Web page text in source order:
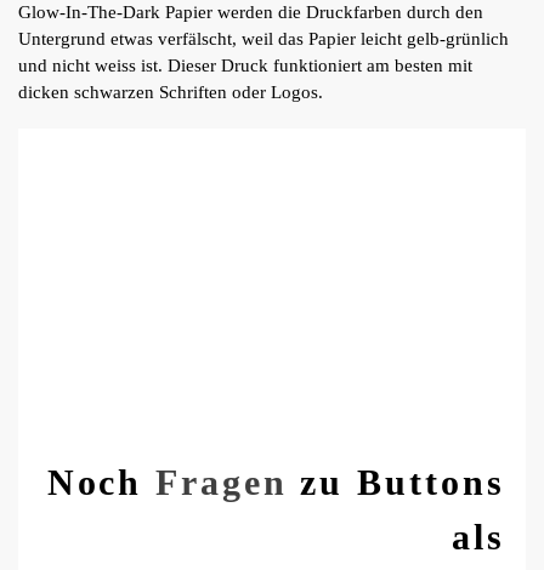
Glow-In-The-Dark Papier werden die Druckfarben durch den
Untergrund etwas verfälscht, weil das Papier leicht gelb-grünlich
und nicht weiss ist. Dieser Druck funktioniert am besten mit
dicken schwarzen Schriften oder Logos.
NochFragen zu Buttons
als